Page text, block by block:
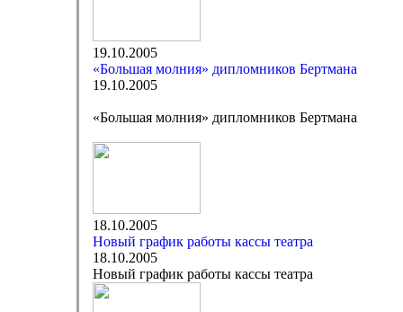
19.10.2005
«Большая молния» дипломников Бертмана
19.10.2005
«Большая молния» дипломников Бертмана
18.10.2005
Новый график работы кассы театра
18.10.2005
Новый график работы кассы театра